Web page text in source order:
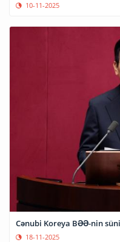
10-11-2025
Cənubi Koreya BƏƏ-nin
18-11-2025